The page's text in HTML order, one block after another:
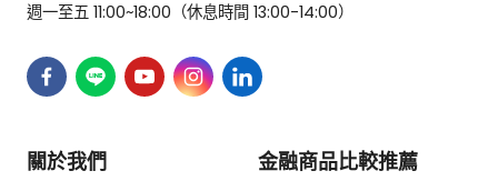
週一至五 11:00~18:00（休息時間 13:00-14:00）
關於我們 金融商品比較推薦